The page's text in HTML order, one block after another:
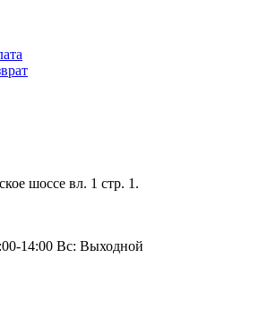
шоссе вл. 1 стр. 1.
14:00 Вс: Выходной